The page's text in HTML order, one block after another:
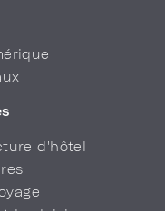
d'hôtel